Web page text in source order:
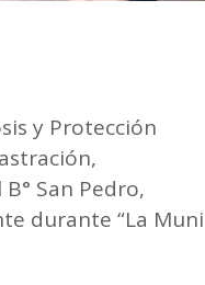
y Protección
San Pedro,
durante “La Muni